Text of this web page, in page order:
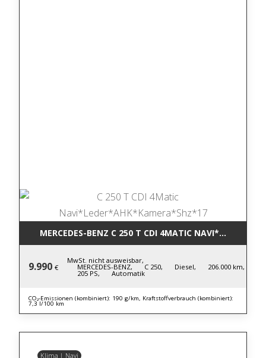
MERCEDES-BENZ C 250 T CDI 4MATIC
9.990 €
MwSt. nicht ausweisbar,
MERCEDES-BENZ, C 250, Diesel, 206.000 km,
205 PS, Automatik
CO₂-Emissionen (kombiniert): 190 g/km, Kraftstoffverbrauch (kombiniert):
7,3 l/100 km
Klima | Navi